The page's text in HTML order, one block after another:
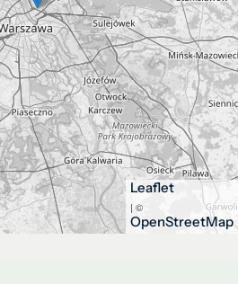
Leaflet
| ©
OpenStreetMap